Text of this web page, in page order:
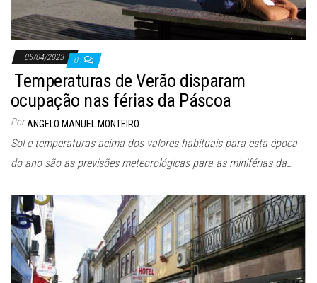
05/04/2023 0
Temperaturas de Verão disparam
ocupação nas férias da Páscoa
Por ANGELO MANUEL MONTEIRO
Sol e temperaturas acima dos valores habituais para esta época
do ano são as previsões meteorológicas para as miniférias da…